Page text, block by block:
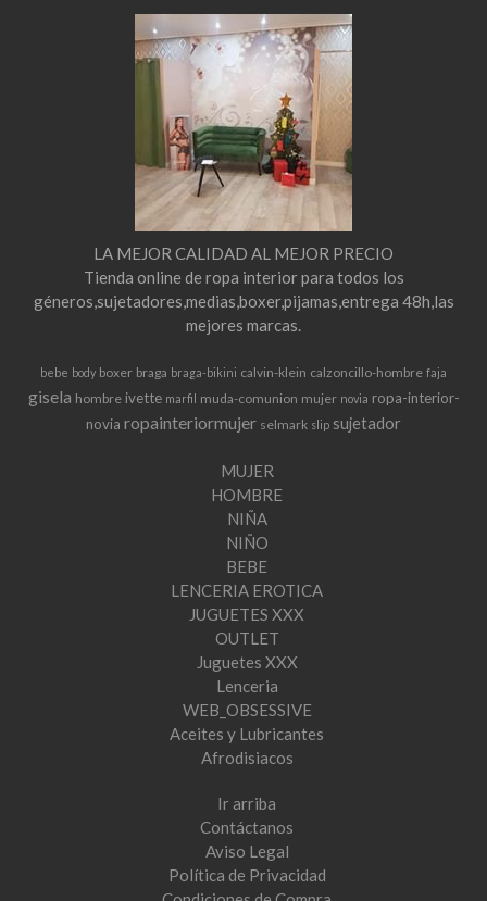
LA MEJOR CALIDAD AL MEJOR PRECIO
Tienda online de ropa interior para todos los
géneros,sujetadores,medias,boxer,pijamas,entrega 48h,las
mejores marcas.
bebe body boxer braga braga-bikini calvin-klein calzoncillo-hombre faja
gisela hombre ivette marfil muda-comunion mujer novia ropa-interior-
novia ropainteriormujer selmark slip sujetador
MUJER
HOMBRE
NIÑA
NIÑO
BEBE
LENCERIA EROTICA
JUGUETES XXX
OUTLET
Juguetes XXX
Lenceria
WEB_OBSESSIVE
Aceites y Lubricantes
Afrodisiacos
Ir arriba
Contáctanos
Aviso Legal
Política de Privacidad